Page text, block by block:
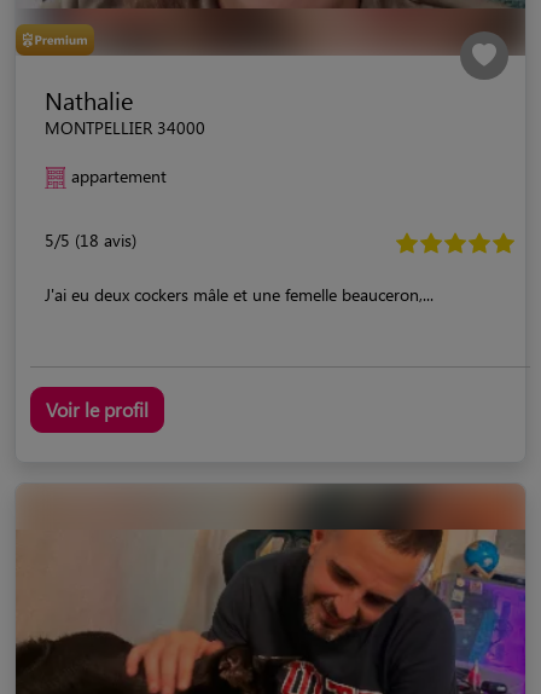
Nathalie
MONTPELLIER 34000
appartement
5/5 (18 avis)
J'ai eu deux cockers mâle et une femelle beauceron,...
Voir le profil